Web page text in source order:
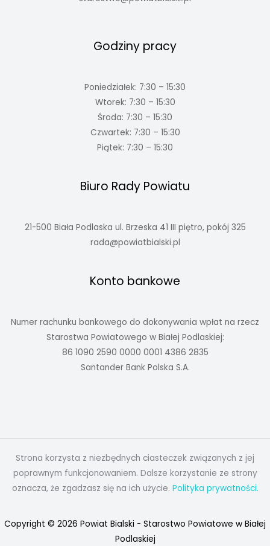
Godziny pracy
Poniedziałek: 7:30 – 15:30
Wtorek: 7:30 – 15:30
Środa: 7:30 – 15:30
Czwartek: 7:30 – 15:30
Piątek: 7:30 – 15:30
Biuro Rady Powiatu
21-500 Biała Podlaska ul. Brzeska 41 III piętro, pokój 325
rada@powiatbialski.pl
Konto bankowe
Numer rachunku bankowego do dokonywania wpłat na rzecz
Starostwa Powiatowego w Białej Podlaskiej:
86 1090 2590 0000 0001 4386 2835
Santander Bank Polska S.A.
Strona korzysta z niezbędnych ciasteczek związanych z jej
poprawnym funkcjonowaniem. Dalsze korzystanie ze strony
oznacza, że zgadzasz się na ich użycie. Polityka prywatności.
Copyright © 2026 Powiat Bialski - Starostwo Powiatowe w Białej
Podlaskiej